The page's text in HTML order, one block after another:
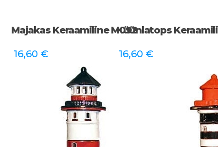
Majakas Keraamiline M092
16,60 €
Küünlatops
16,60 €